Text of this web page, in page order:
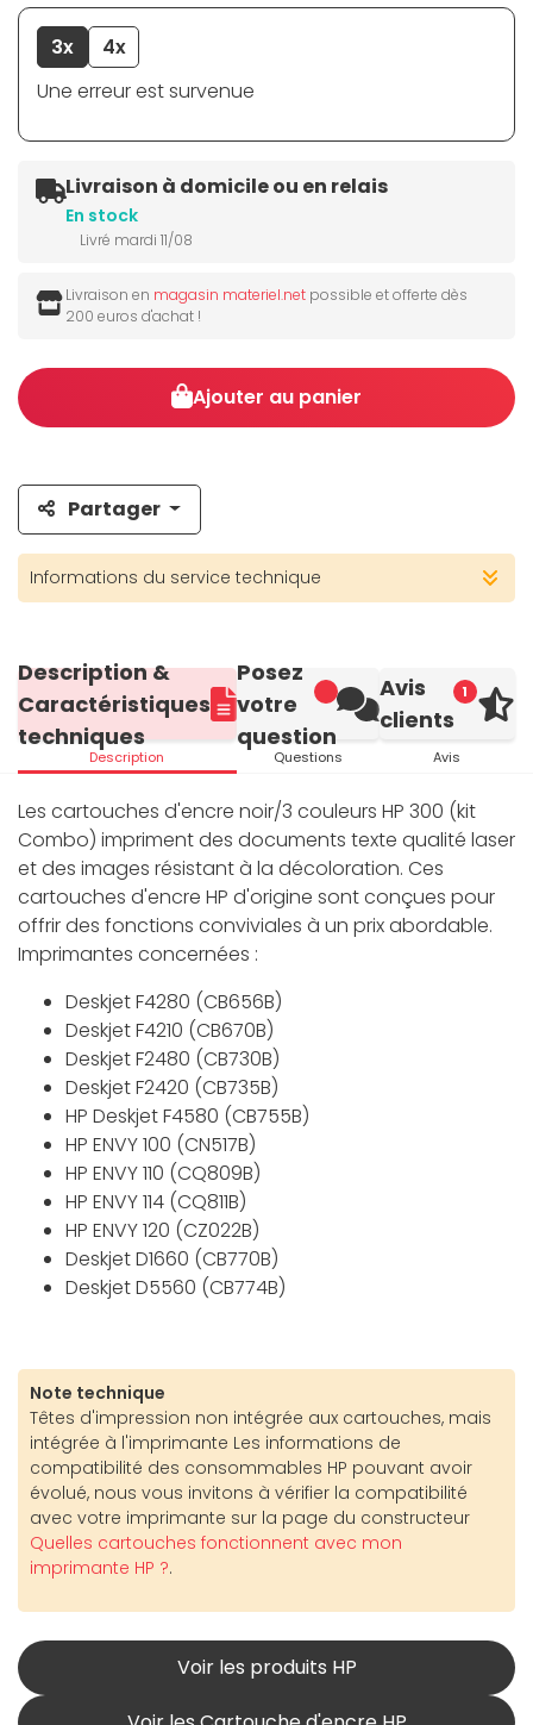
3x
4x
Une erreur est survenue
Livraison à domicile ou en relais
En stock
Livré mardi 11/08
Livraison en magasin materiel.net possible et offerte dès
200 euros d'achat !
Ajouter au panier
Partager
Informations du service technique
Description &
Caractéristiques
techniques
Description
Posez
votre
question
Questions
1
Avis
clients
Avis
Les cartouches d'encre noir/3 couleurs HP 300 (kit
Combo) impriment des documents texte qualité laser
et des images résistant à la décoloration. Ces
cartouches d'encre HP d'origine sont conçues pour
offrir des fonctions conviviales à un prix abordable.
Imprimantes concernées :
Deskjet F4280 (CB656B)
Deskjet F4210 (CB670B)
Deskjet F2480 (CB730B)
Deskjet F2420 (CB735B)
HP Deskjet F4580 (CB755B)
HP ENVY 100 (CN517B)
HP ENVY 110 (CQ809B)
HP ENVY 114 (CQ811B)
HP ENVY 120 (CZ022B)
Deskjet D1660 (CB770B)
Deskjet D5560 (CB774B)
Note technique
Têtes d'impression non intégrée aux cartouches, mais
intégrée à l'imprimante Les informations de
compatibilité des consommables HP pouvant avoir
évolué, nous vous invitons à vérifier la compatibilité
avec votre imprimante sur la page du constructeur
Quelles cartouches fonctionnent avec mon
imprimante HP ?.
Voir les produits HP